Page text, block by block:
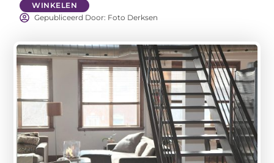
WINKELEN
Gepubliceerd Door: Foto Derksen